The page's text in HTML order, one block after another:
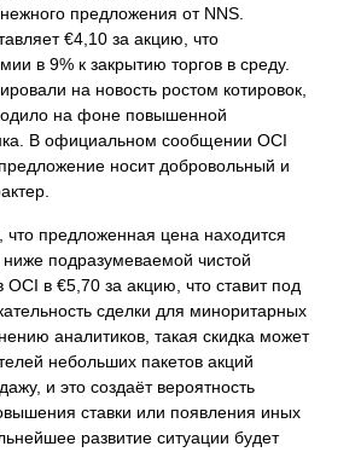
предложения от NNS.
€4,10 за акцию, что
в 9% к закрытию торгов в среду.
на новость ростом котировок,
на фоне повышенной
В официальном сообщении OCI
носит добровольный и
что предложенная цена находится
подразумеваемой чистой
OCI в €5,70 за акцию, что ставит под
сделки для миноритарных
аналитиков, такая скидка может
небольших пакетов акций
и это создаёт вероятность
ставки или появления иных
развитие ситуации будет